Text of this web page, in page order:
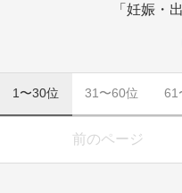
「妊娠・
1〜30位 31〜60位 61
前のページ